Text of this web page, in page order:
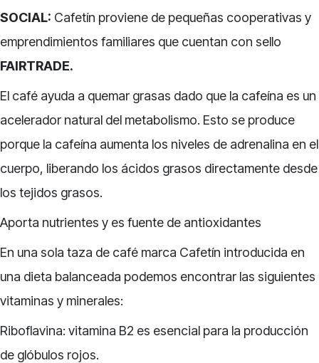
SOCIAL: Cafetín proviene de pequeñas cooperativas y
emprendimientos familiares que cuentan con sello
FAIRTRADE.
El café ayuda a quemar grasas dado que la cafeína es un
acelerador natural del metabolismo. Esto se produce
porque la cafeína aumenta los niveles de adrenalina en el
cuerpo, liberando los ácidos grasos directamente desde
los tejidos grasos.
Aporta nutrientes y es fuente de antioxidantes
En una sola taza de café marca Cafetín introducida en
una dieta balanceada podemos encontrar las siguientes
vitaminas y minerales:
Riboflavina: vitamina B2 es esencial para la producción
de glóbulos rojos.